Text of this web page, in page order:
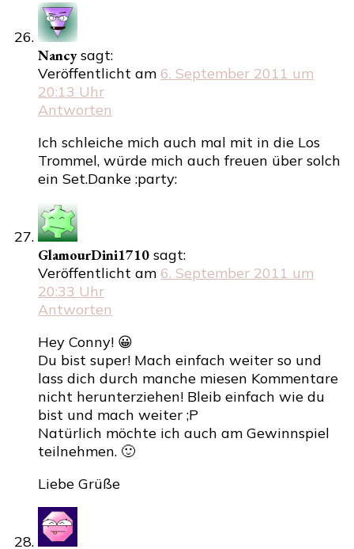
Nancy sagt:
Veröffentlicht am 6. September 2011 um
20:13 Uhr
Antworten
Ich schleiche mich auch mal mit in die Los
Trommel, würde mich auch freuen über solch
ein Set.Danke :party:
GlamourDini1710 sagt:
Veröffentlicht am 6. September 2011 um
20:33 Uhr
Antworten
Hey Conny! 😀
Du bist super! Mach einfach weiter so und
lass dich durch manche miesen Kommentare
nicht herunterziehen! Bleib einfach wie du
bist und mach weiter ;P
Natürlich möchte ich auch am Gewinnspiel
teilnehmen. 🙂
Liebe Grüße